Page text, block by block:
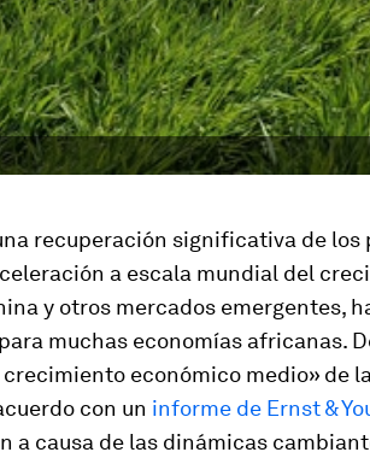
recuperación significativa de los
a escala mundial del
y otros mercados emergentes,
muchas economías africanas.
crecimiento económico medio» de
con un informe de Ernst &
a causa de las dinámicas